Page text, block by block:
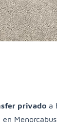
privado a